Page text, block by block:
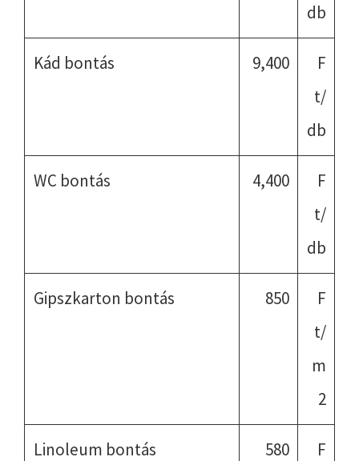
db
Kád bontás 9,400
F
t/
db
WC bontás 4,400
F
t/
db
Gipszkarton bontás 850
F
t/
m
2
Linoleum bontás 580
F